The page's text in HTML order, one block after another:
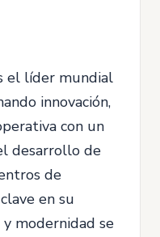
el líder mundial
innovación,
con un
desarrollo de
de
en su
modernidad se